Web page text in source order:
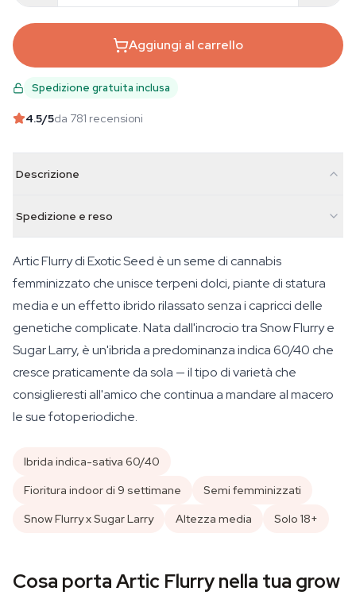
Aggiungi al carrello
Spedizione gratuita inclusa
4.5/5da 781 recensioni
Descrizione
Spedizione e reso
Artic Flurry di Exotic Seed è un seme di cannabis
femminizzato che unisce terpeni dolci, piante di statura
media e un effetto ibrido rilassato senza i capricci delle
genetiche complicate. Nata dall'incrocio tra Snow Flurry e
Sugar Larry, è un'ibrida a predominanza indica 60/40 che
cresce praticamente da sola — il tipo di varietà che
consiglieresti all'amico che continua a mandare al macero
le sue fotoperiodiche.
Ibrida indica-sativa 60/40
Fioritura indoor di 9 settimane
Semi femminizzati
Snow Flurry x Sugar Larry
Altezza media Solo 18+
Cosa porta Artic Flurry nella tua grow